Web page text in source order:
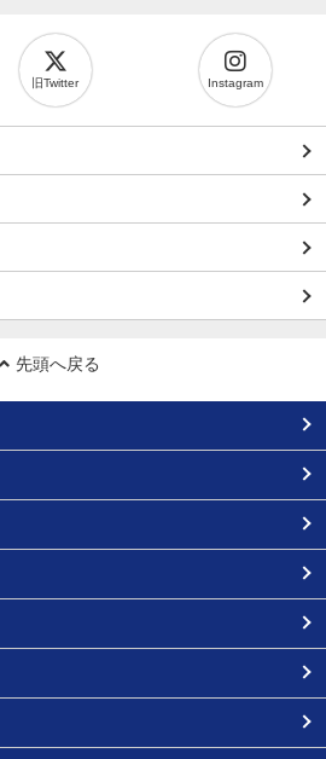
旧Twitter Instagram
先頭へ戻る